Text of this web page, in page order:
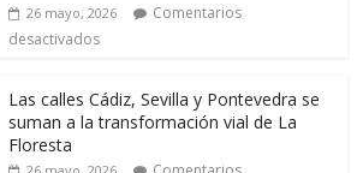
26 mayo, 2026
Comentarios
desactivados
Las calles Cádiz, Sevilla y Pontevedra se
suman a la transformación vial de La
Floresta